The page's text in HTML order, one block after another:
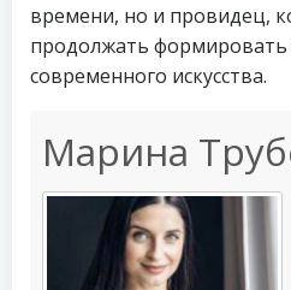
времени, но и провидец,
продолжать формировать
современного искусства.
Марина